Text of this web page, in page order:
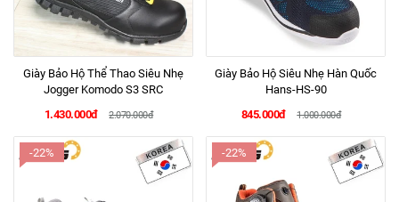
Giày Bảo Hộ Thể Thao Siêu Nhẹ
Jogger Komodo S3 SRC
1.430.000đ
2.070.000đ
Giày Bảo Hộ Siêu Nhẹ Hàn Quốc
Hans-HS-90
845.000đ
1.000.000đ
-22% -22%